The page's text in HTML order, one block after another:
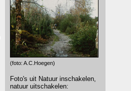
(foto: A.C.Hoegen)
Foto's uit Natuur inschakelen,
natuur uitschakelen: